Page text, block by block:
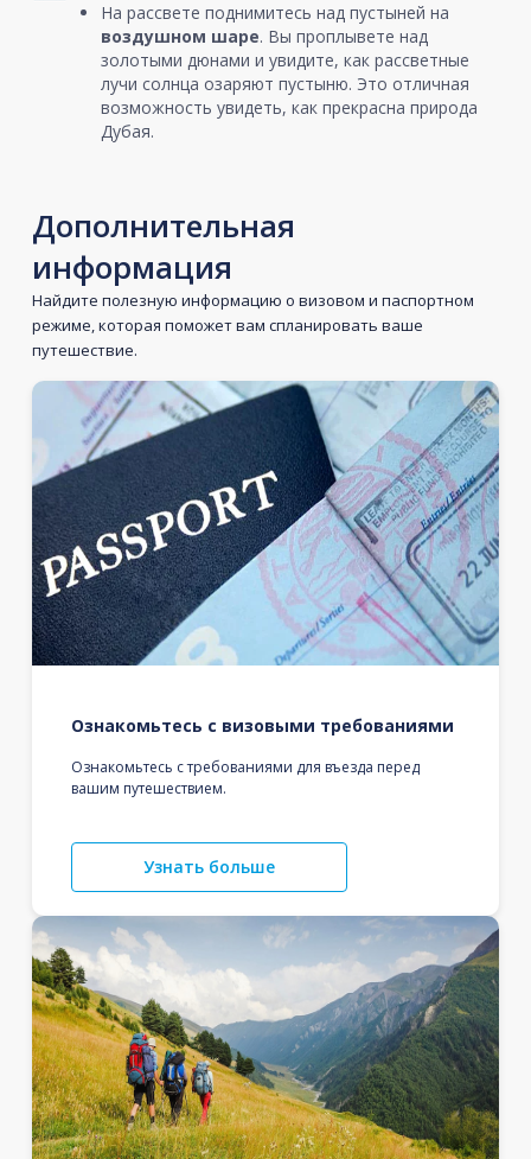
На рассвете поднимитесь над пустыней на
воздушном шаре. Вы проплывете над
золотыми дюнами и увидите, как рассветные
лучи солнца озаряют пустыню. Это отличная
возможность увидеть, как прекрасна природа
Дубая.
Дополнительная
информация
Найдите полезную информацию о визовом и паспортном
режиме, которая поможет вам спланировать ваше
путешествие.
Ознакомьтесь с визовыми требованиями
Ознакомьтесь с требованиями для въезда перед
вашим путешествием.
Узнать больше